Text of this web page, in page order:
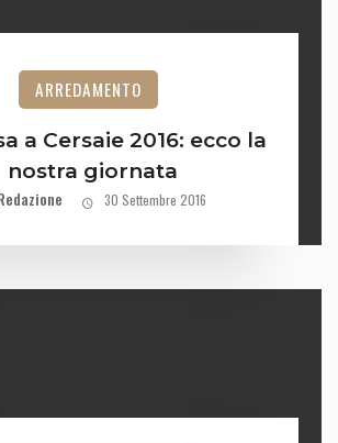
ARREDAMENTO
a Cersaie 2016: ecco la
nostra giornata
30 Settembre 2016